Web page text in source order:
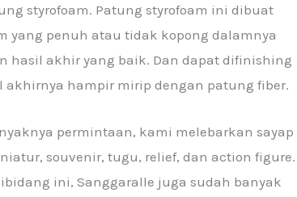
styrofoam. Patung styrofoam ini dibuat
yang penuh atau tidak kopong dalamnya
hasil akhir yang baik. Dan dapat difinishing
akhirnya hampir mirip dengan patung fiber.
permintaan, kami melebarkan sayap
souvenir, tugu, relief, dan action figure.
ini, Sanggaralle juga sudah banyak